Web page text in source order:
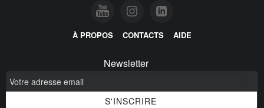
À PROPOS CONTACTS AIDE
Newsletter